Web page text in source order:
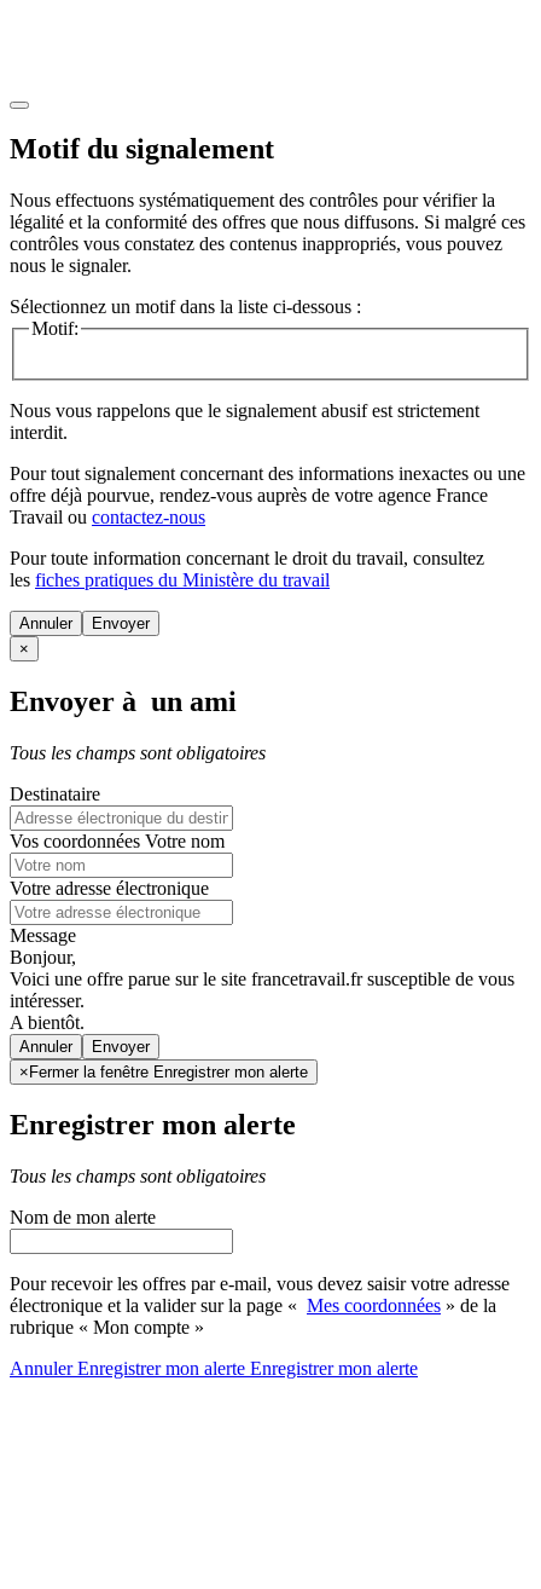
Motif du signalement
Nous effectuons systématiquement des contrôles pour vérifier la
légalité et la conformité des offres que nous diffusons. Si malgré ces
contrôles vous constatez des contenus inappropriés, vous pouvez
nous le signaler.
Sélectionnez un motif dans la liste ci-dessous :
Motif:
Nous vous rappelons que le signalement abusif est strictement
interdit.
Pour tout signalement concernant des informations inexactes ou une
offre déjà pourvue, rendez-vous auprès de votre agence France
Travail ou contactez-nous
Pour toute information concernant le droit du travail, consultez
les fiches pratiques du Ministère du travail
Annuler
×
Envoyer à un ami
Tous les champs sont obligatoires
Destinataire
Vos coordonnées Votre nom
Votre adresse électronique
Message
Bonjour,
Voici une offre parue sur le site francetravail.fr susceptible de vous
intéresser.
A bientôt.
Annuler
× Fermer la fenêtre Enregistrer mon alerte
Enregistrer mon alerte
Tous les champs sont obligatoires
Nom de mon alerte
Pour recevoir les offres par e-mail, vous devez saisir votre adresse
électronique et la valider sur la page « Mes coordonnées » de la
rubrique « Mon compte »
AnnulerEnregistrer mon alerte Enregistrermon alerte